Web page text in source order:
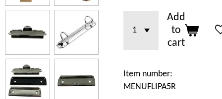
Add
to
cart
Item number:
MENUFLIPA5R